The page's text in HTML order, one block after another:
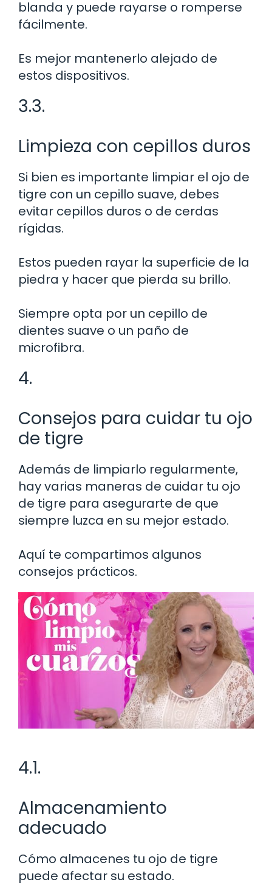
blanda y puede rayarse o romperse
fácilmente.
Es mejor mantenerlo alejado de
estos dispositivos.
3.3.
Limpieza con cepillos duros
Si bien es importante limpiar el ojo de
tigre con un cepillo suave, debes
evitar cepillos duros o de cerdas
rígidas.
Estos pueden rayar la superficie de la
piedra y hacer que pierda su brillo.
Siempre opta por un cepillo de
dientes suave o un paño de
microfibra.
4.
Consejos para cuidar tu ojo
de tigre
Además de limpiarlo regularmente,
hay varias maneras de cuidar tu ojo
de tigre para asegurarte de que
siempre luzca en su mejor estado.
Aquí te compartimos algunos
consejos prácticos.
4.1.
Almacenamiento
adecuado
Cómo almacenes tu ojo de tigre
puede afectar su estado.